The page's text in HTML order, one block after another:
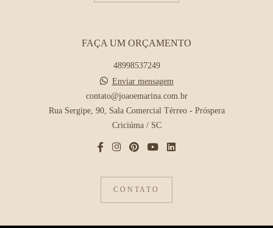
FAÇA UM ORÇAMENTO
48998537249
Enviar mensagem
contato@joaoemarina.com.br
Rua Sergipe, 90, Sala Comercial Térreo - Próspera
Criciúma / SC
CONTATO